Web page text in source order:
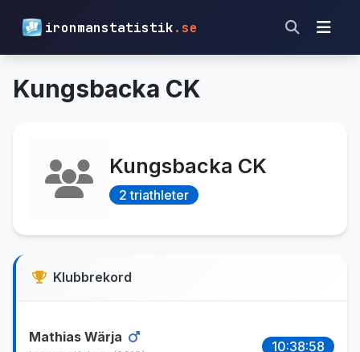
ironmanstatistik.se
Kungsbacka CK
Kungsbacka CK
2 triathleter
Klubbrekord
Mathias Wärja
10:38:58